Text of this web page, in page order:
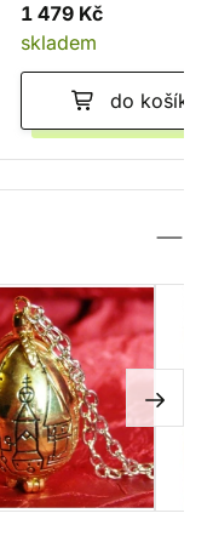
1 479 Kč
skladem
do košíku